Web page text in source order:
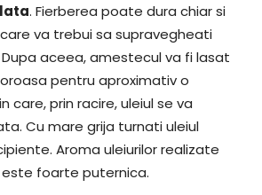
. Fierberea poate dura chiar si
va trebui sa supravegheati
aceea, amestecul va fi lasat
pentru aproximativ o
care, prin racire, uleiul se va
Cu mare grija turnati uleiul
Aroma uleiurilor realizate
foarte puternica.